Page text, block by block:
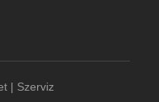
| Szerviz